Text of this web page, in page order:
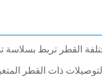
القطر تربط